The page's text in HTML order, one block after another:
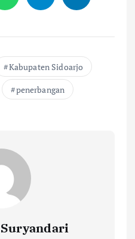
Kabupaten Sidoarjo
penerbangan